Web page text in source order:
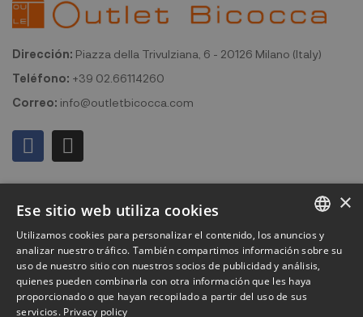
Dirección: Piazza della Trivulziana, 6 - 20126 Milano (Italy)
Teléfono: +39 02.66114260
Correo: info@outletbicocca.com
Suscribirse al boletín de noticias
Suscríbase para recibir acceso anticipado a rebajas, últimas
ITALIAN
ENGLISH
FRENCH
×
Ese sitio web utiliza cookies
Utilizamos cookies para personalizar el contenido, los anuncios y
analizar nuestro tráfico. También compartimos información sobre su
uso de nuestro sitio con nuestros socios de publicidad y análisis,
quienes pueden combinarla con otra información que les haya
proporcionado o que hayan recopilado a partir del uso de sus
servicios. Privacy policy